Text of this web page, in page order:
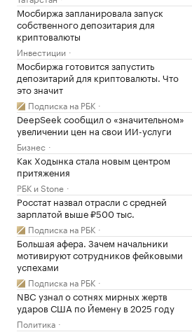
Мосбиржа запланировала запуск
собственного депозитария для
криптовалюты
Инвестиции
Мосбиржа готовится запустить
депозитарий для криптовалюты. Что
это значит
Подписка на РБК
DeepSeek сообщил о «значительном»
увеличении цен на свои ИИ-услуги
Бизнес
Как Ходынка стала новым центром
притяжения
РБК и Stone
Росстат назвал отрасли с средней
зарплатой выше ₽500 тыс.
Подписка на РБК
Большая афера. Зачем начальники
мотивируют сотрудников фейковыми
успехами
Подписка на РБК
NBC узнал о сотнях мирных жертв
ударов США по Йемену в 2025 году
Политика